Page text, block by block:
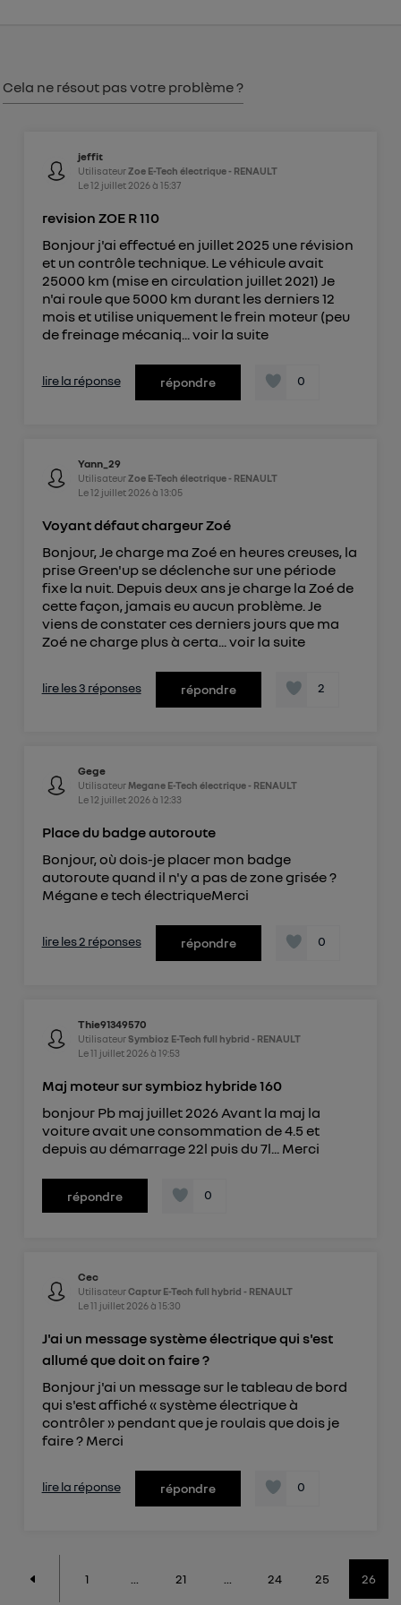
Cela ne résout pas votre problème ?
jeffit
UtilisateurZoe E-Tech électrique - RENAULT
Le12 juillet 2026à 15:37
revision ZOE R 110
Bonjour j'ai effectué en juillet 2025 une révision
et un contrôle technique. Le véhicule avait
25000 km (mise en circulation juillet 2021) Je
n'ai roule que 5000 km durant les derniers 12
mois et utilise uniquement le frein moteur (peu
de freinage mécaniq... voir la suite
lire la réponse répondre 0
Yann_29
UtilisateurZoe E-Tech électrique - RENAULT
Le12 juillet 2026à 13:05
Voyant défaut chargeur Zoé
Bonjour, Je charge ma Zoé en heures creuses, la
prise Green'up se déclenche sur une période
fixe la nuit. Depuis deux ans je charge la Zoé de
cette façon, jamais eu aucun problème. Je
viens de constater ces derniers jours que ma
Zoé ne charge plus à certa... voir la suite
lire les 3 réponses répondre 2
Gege
Utilisateur Megane E-Tech électrique - RENAULT
Le12 juillet 2026à 12:33
Place du badge autoroute
Bonjour, où dois-je placer mon badge
autoroute quand il n'y a pas de zone grisée ?
Mégane e tech électriqueMerci
lire les 2 réponses répondre 0
Thie91349570
UtilisateurSymbioz E-Tech full hybrid - RENAULT
Le11 juillet 2026à 19:53
Maj moteur sur symbioz hybride 160
bonjour Pb maj juillet 2026 Avant la maj la
voiture avait une consommation de 4.5 et
depuis au démarrage 22l puis du 7l... Merci
répondre 0
Cec
UtilisateurCaptur E-Tech full hybrid - RENAULT
Le11 juillet 2026à 15:30
J'ai un message système électrique qui s'est
allumé que doit on faire ?
Bonjour j'ai un message sur le tableau de bord
qui s'est affiché « système électrique à
contrôler » pendant que je roulais que dois je
faire ? Merci
lire la réponse répondre 0
1 21 24 25 26
personnelles d'Utiq